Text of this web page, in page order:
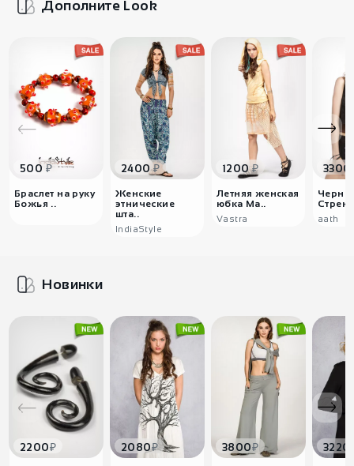
Дополните Look
500 ₽
Браслет на руку
Божья ..
2400₽
Женские
этнические
шта..
IndiaStyle
1200₽
Летняя женская
юбка Ма..
Vastra
3300
аath
Новинки
2200₽ 2080₽ 3800₽ 3220